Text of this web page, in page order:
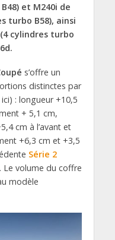
et M240i de
turbo B58), ainsi
(4 cylindres turbo
s’offre un
distinctes par
: longueur +10,5
+ 5,1 cm,
cm à l’avant et
+6,3 cm et +3,5
Série 2
Le volume du coffre
modèle